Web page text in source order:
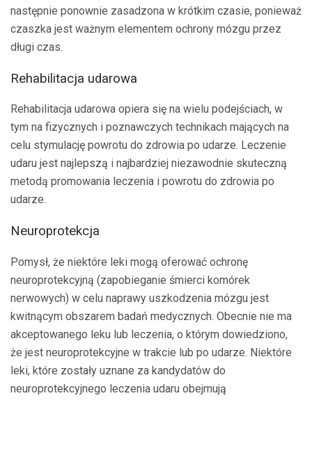
następnie ponownie zasadzona w krótkim czasie, ponieważ
czaszka jest ważnym elementem ochrony mózgu przez
długi czas.
Rehabilitacja udarowa
Rehabilitacja udarowa opiera się na wielu podejściach, w
tym na fizycznych i poznawczych technikach mających na
celu stymulację powrotu do zdrowia po udarze. Leczenie
udaru jest najlepszą i najbardziej niezawodnie skuteczną
metodą promowania leczenia i powrotu do zdrowia po
udarze.
Neuroprotekcja
Pomysł, że niektóre leki mogą oferować ochronę
neuroprotekcyjną (zapobieganie śmierci komórek
nerwowych) w celu naprawy uszkodzenia mózgu jest
kwitnącym obszarem badań medycznych. Obecnie nie ma
akceptowanego leku lub leczenia, o którym dowiedziono,
że jest neuroprotekcyjne w trakcie lub po udarze. Niektóre
leki, które zostały uznane za kandydatów do
neuroprotekcyjnego leczenia udaru obejmują